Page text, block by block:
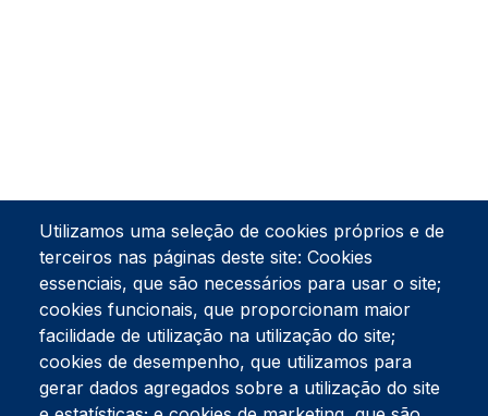
Tel:234 390 100Fax:234 390 100
Endereço Postal
Apartado 42
Utilizamos uma seleção de cookies próprios e de
terceiros nas páginas deste site: Cookies
essenciais, que são necessários para usar o site;
cookies funcionais, que proporcionam maior
facilidade de utilização na utilização do site;
cookies de desempenho, que utilizamos para
gerar dados agregados sobre a utilização do site